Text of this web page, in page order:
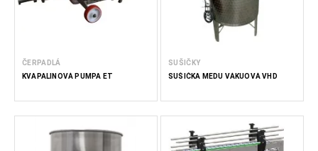
ČERPADLÁ
KVAPALINOVÁ PUMPA ET
SUŠIČKY
SUŠIČKA MEDU VÁKUOVÁ VHD